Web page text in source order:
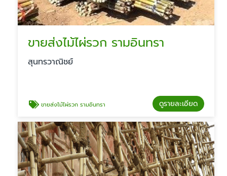
ขายส่งไม้ไผ่รวก รามอินทรา
สุนทรวาณิชย์
ขายส่งไม้ไผ่รวก รามอินทรา ดูรายละเอียด